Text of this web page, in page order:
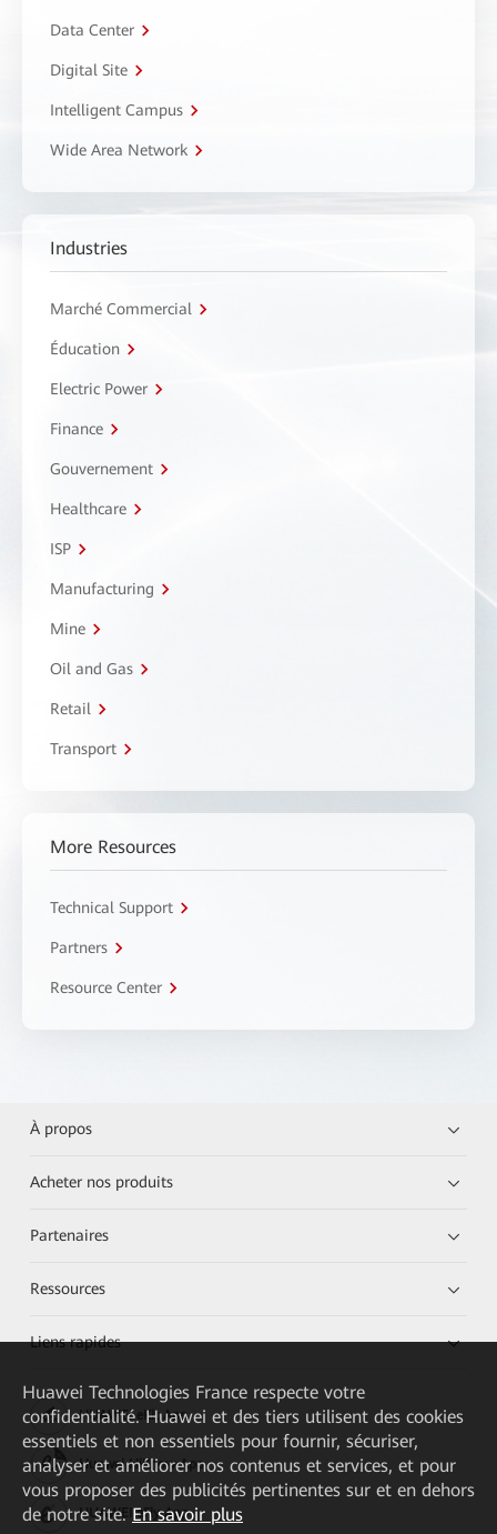
Data Center
Digital Site
Intelligent Campus
Wide Area Network
Industries
Marché Commercial
Éducation
Electric Power
Finance
Gouvernement
Healthcare
ISP
Manufacturing
Mine
Oil and Gas
Retail
Transport
More Resources
Technical Support
Partners
Resource Center
À propos
Acheter nos produits
Partenaires
Ressources
Liens rapides
HUAWEI eKit App
Huawei HiKnow App
HUAWEI eFly App
Huawei Technologies France respecte votre
confidentialité. Huawei et des tiers utilisent des cookies
essentiels et non essentiels pour fournir, sécuriser,
analyser et améliorer nos contenus et services, et pour
vous proposer des publicités pertinentes sur et en dehors
de notre site. En savoir plus